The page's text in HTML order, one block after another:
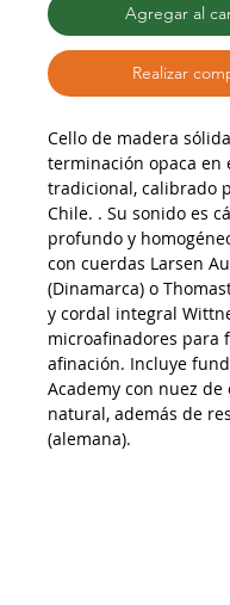
Agregar al
Realizar
Cello de madera
terminación opaca en
tradicional, calibrado
Chile. . Su sonido es
profundo y
con cuerdas Larsen
(Dinamarca) o
y cordal integral
microafinadores para
afinación. Incluye
Academy con nuez de
natural, además de
(alemana).